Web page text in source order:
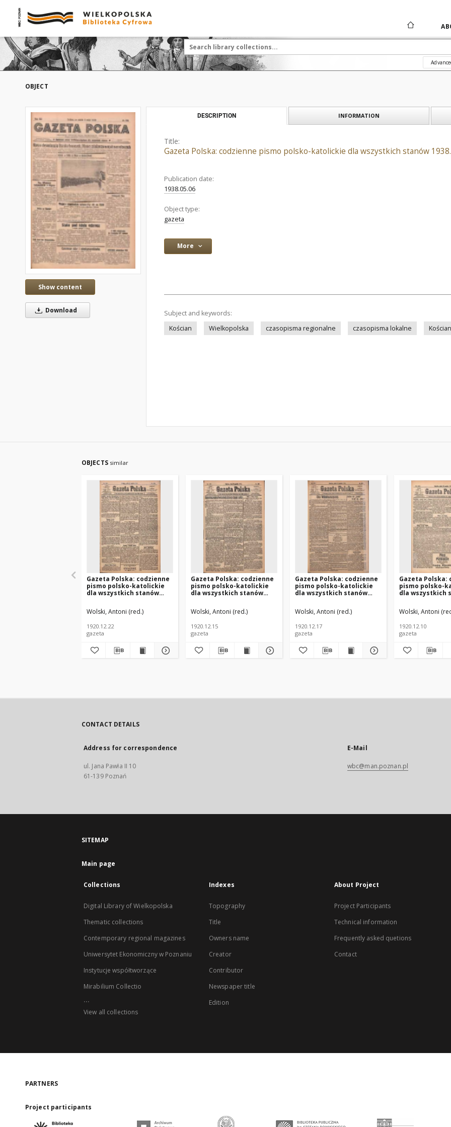
OBJECT
Show content
Download
DESCRIPTION INFORMATION
Title:
Gazeta Polska: codzienne pismo polsko-katolickie dla wszystkich stanów
Publication date:
1938.05.06
Object type:
gazeta
More
Subject and keywords:
Kościan
Wielkopolska czasopisma regionalne czasopisma lokalne Kościan
OBJECTS similar
Gazeta Polska: codzienne
pismo polsko-katolickie
dla wszystkich stanów
Wolski, Antoni (red.)
1920.12.22
gazeta
Gazeta Polska: codzienne
pismo polsko-katolickie
dla wszystkich stanów
Wolski, Antoni (red.)
1920.12.15
gazeta
Gazeta Polska: codzienne
pismo polsko-katolickie
dla wszystkich stanów
Wolski, Antoni (red.)
1920.12.17
gazeta
Gazeta Polska:
pismo polsko-
dla wszystkich
Wolski, Antoni
1920.12.10
gazeta
CONTACT DETAILS
Address for correspondence
ul. Jana Pawła II 10
61-139 Poznań
E-Mail
wbc@man.poznan.pl
SITEMAP
Main page
Collections
Digital Library of Wielkopolska
Thematic collections
Contemporary regional magazines
Uniwersytet Ekonomiczny w Poznaniu
Instytucje współtworzące
Mirabilium Collectio
...
View all collections
Indexes
Topography
Title
Owners name
Creator
Contributor
Newspaper title
Edition
About Project
Project Participants
Technical information
Frequently asked quetions
Contact
PARTNERS
Project participants